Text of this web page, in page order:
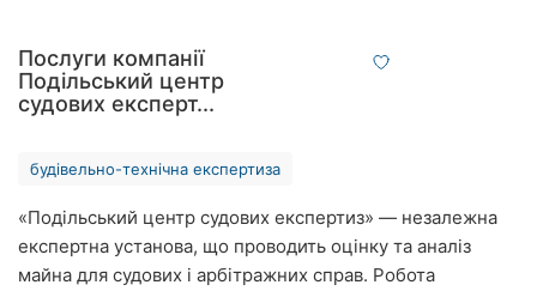
Всі
міста:
Вінниця
Житомир
Тернопіль
Хмельницький
Послуги компанії
Подільський центр
судових експерт...
будівельно-технічна експертиза
«Подільський центр судових експертиз» — незалежна
експертна установа, що проводить оцінку та аналіз
майна для судових і арбітражних справ. Робота